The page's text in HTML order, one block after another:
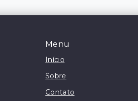
Menu
Início
Sobre
Contato